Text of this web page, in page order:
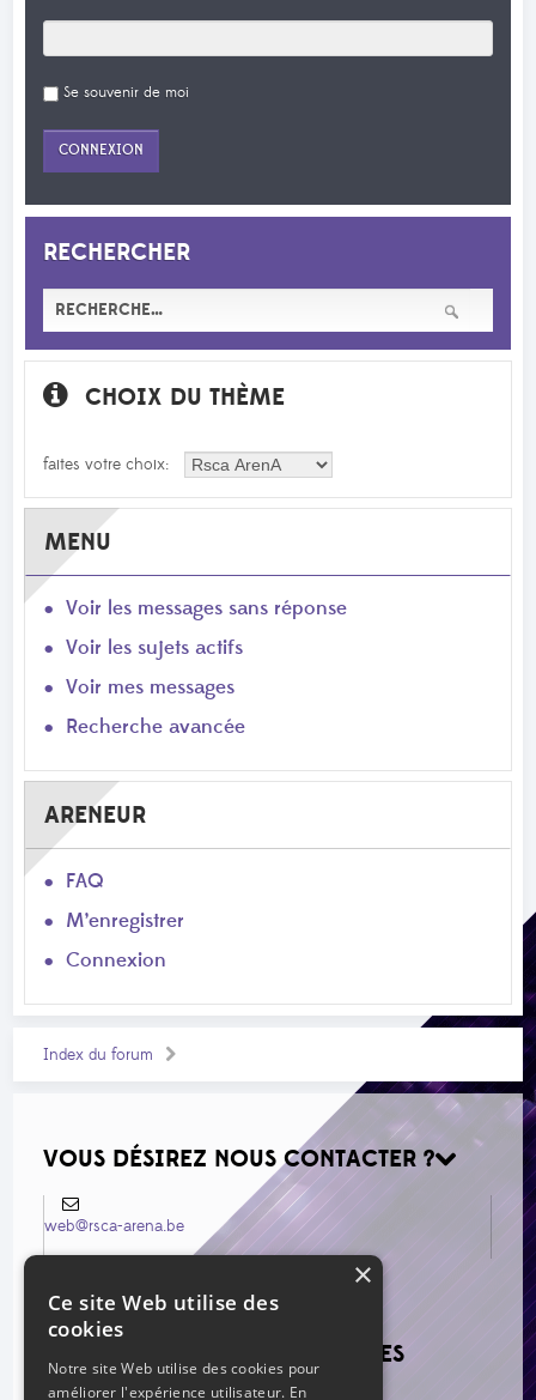
Se souvenir de moi
RECHERCHER
CHOIX DU THÈME
faites votre choix:
MENU
Voir les messages sans réponse
Voir les sujets actifs
Voir mes messages
Recherche avancée
ARENEUR
FAQ
M’enregistrer
Connexion
Index du forum
VOUS DÉSIREZ NOUS CONTACTER ?
web@rsca-arena.be
VOIR LES NOUVEAUX MESSAGES
×
Ce site Web utilise des
cookies
Notre site Web utilise des cookies pour
améliorer l'expérience utilisateur. En